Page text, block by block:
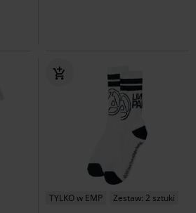
TYLKO w EMP Zestaw: 2 sztuki